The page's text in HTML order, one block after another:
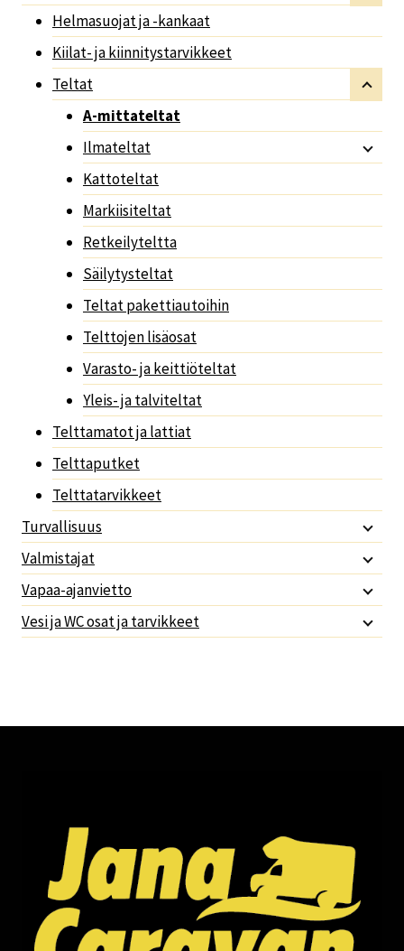
Helmasuojat ja -kankaat
Kiilat- ja kiinnitystarvikkeet
Teltat
A-mittateltat
Ilmateltat
Kattoteltat
Markiisiteltat
Retkeilyteltta
Säilytysteltat
Teltat pakettiautoihin
Telttojen lisäosat
Varasto- ja keittiöteltat
Yleis- ja talviteltat
Telttamatot ja lattiat
Telttaputket
Telttatarvikkeet
Turvallisuus
Valmistajat
Vapaa-ajanvietto
Vesi ja WC osat ja tarvikkeet